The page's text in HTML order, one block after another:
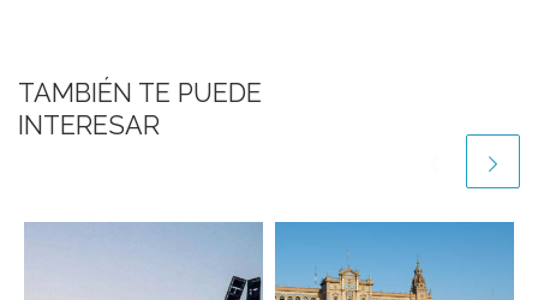
TAMBIÉN TE PUEDE
INTERESAR